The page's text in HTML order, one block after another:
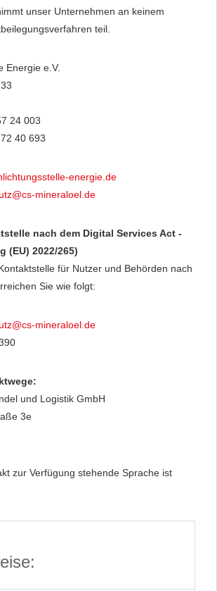
unser Unternehmen an keinem
teil.
Energie e.V.
24 003
40 693
energie.de
mineraloel.de
nach dem Digital Services Act -
(EU) 2022/265)
für Nutzer und Behörden nach
Sie wie folgt:
mineraloel.de
und Logistik GmbH
3e
zur Verfügung stehende Sprache ist